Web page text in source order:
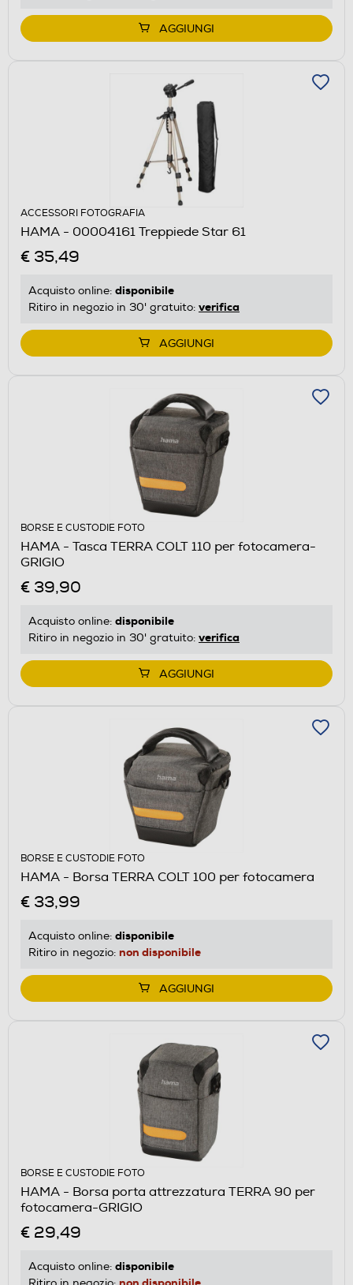
AGGIUNGI
ACCESSORI FOTOGRAFIA
HAMA - 00004161 Treppiede Star 61
€ 35,49
Acquisto online: disponibile
Ritiro in negozio in 30' gratuito: verifica
AGGIUNGI
BORSE E CUSTODIE FOTO
HAMA - Tasca TERRA COLT 110 per fotocamera-
GRIGIO
€ 39,90
Acquisto online: disponibile
Ritiro in negozio in 30' gratuito: verifica
AGGIUNGI
BORSE E CUSTODIE FOTO
HAMA - Borsa TERRA COLT 100 per fotocamera
€ 33,99
Acquisto online: disponibile
Ritiro in negozio: non disponibile
AGGIUNGI
BORSE E CUSTODIE FOTO
HAMA - Borsa porta attrezzatura TERRA 90 per
fotocamera-GRIGIO
€ 29,49
Acquisto online: disponibile